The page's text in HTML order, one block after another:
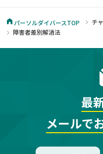
パーソルダイバースTOP チ
障害者差別解消法
最
メールで